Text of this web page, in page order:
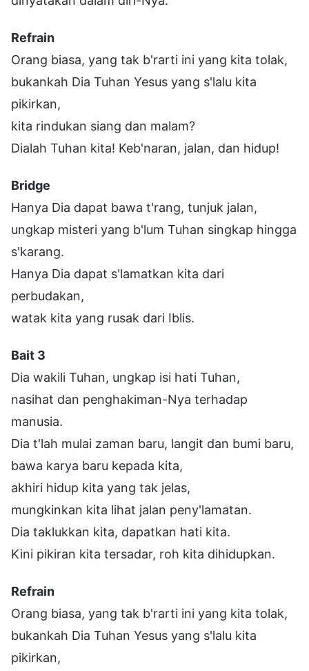
Refrain
Orang biasa, yang tak b'rarti ini yang kita tolak,
bukankah Dia Tuhan Yesus yang s'lalu kita
pikirkan,
kita rindukan siang dan malam?
Dialah Tuhan kita! Keb'naran, jalan, dan hidup!
Bridge
Hanya Dia dapat bawa t'rang, tunjuk jalan,
ungkap misteri yang b'lum Tuhan singkap hingga
s'karang.
Hanya Dia dapat s'lamatkan kita dari
perbudakan,
watak kita yang rusak dari Iblis.
Bait 3
Dia wakili Tuhan, ungkap isi hati Tuhan,
nasihat dan penghakiman-Nya terhadap
manusia.
Dia t'lah mulai zaman baru, langit dan bumi baru,
bawa karya baru kepada kita,
akhiri hidup kita yang tak jelas,
mungkinkan kita lihat jalan peny'lamatan.
Dia taklukkan kita, dapatkan hati kita.
Kini pikiran kita tersadar, roh kita dihidupkan.
Refrain
Orang biasa, yang tak b'rarti ini yang kita tolak,
bukankah Dia Tuhan Yesus yang s'lalu kita
pikirkan,